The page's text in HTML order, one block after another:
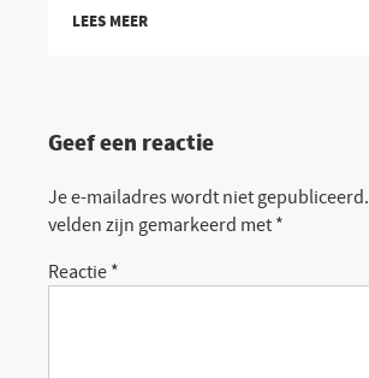
LEES MEER
Geef een reactie
Je e-mailadres wordt niet gepubliceerd.
velden zijn gemarkeerd met *
Reactie *